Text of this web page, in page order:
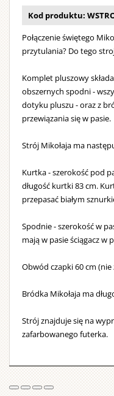
Kod produktu:
Połączenie świętego
przytulania? Do tego
Komplet pluszowy
obszernych spodni -
dotyku pluszu - oraz z
przewiązania się w pasie.
Strój Mikołaja ma
Kurtka - szerokość pod
długość kurtki 83 cm.
przepasać białym
Spodnie - szerokość w
mają w pasie ściągacz w
Obwód czapki 60 cm
Bródka Mikołaja ma
Strój znajduje się na
zafarbowanego futerka.